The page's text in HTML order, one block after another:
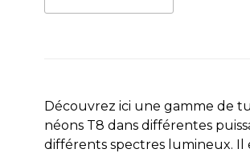
Découvrez ici une gamme de
néons T8 dans différentes
différents spectres lumineux. Il